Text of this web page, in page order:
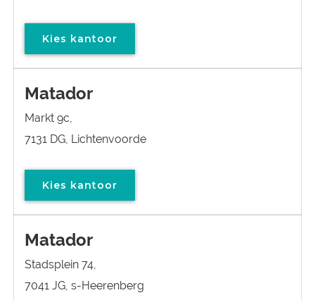
Kies kantoor
Matador
Markt 9c,
7131 DG, Lichtenvoorde
Kies kantoor
Matador
Stadsplein 74,
7041 JG, s-Heerenberg